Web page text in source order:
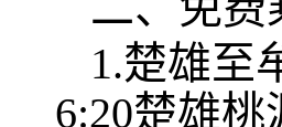
1.楚雄至
6:20楚雄